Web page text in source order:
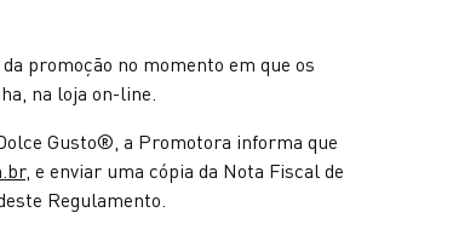
promoção no momento em que os
na loja on-line.
Gusto®, a Promotora informa que
, e enviar uma cópia da Nota Fiscal de
Regulamento.